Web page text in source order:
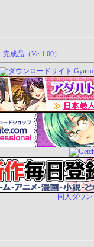
完成品（Ver1.00）
同人ダウ